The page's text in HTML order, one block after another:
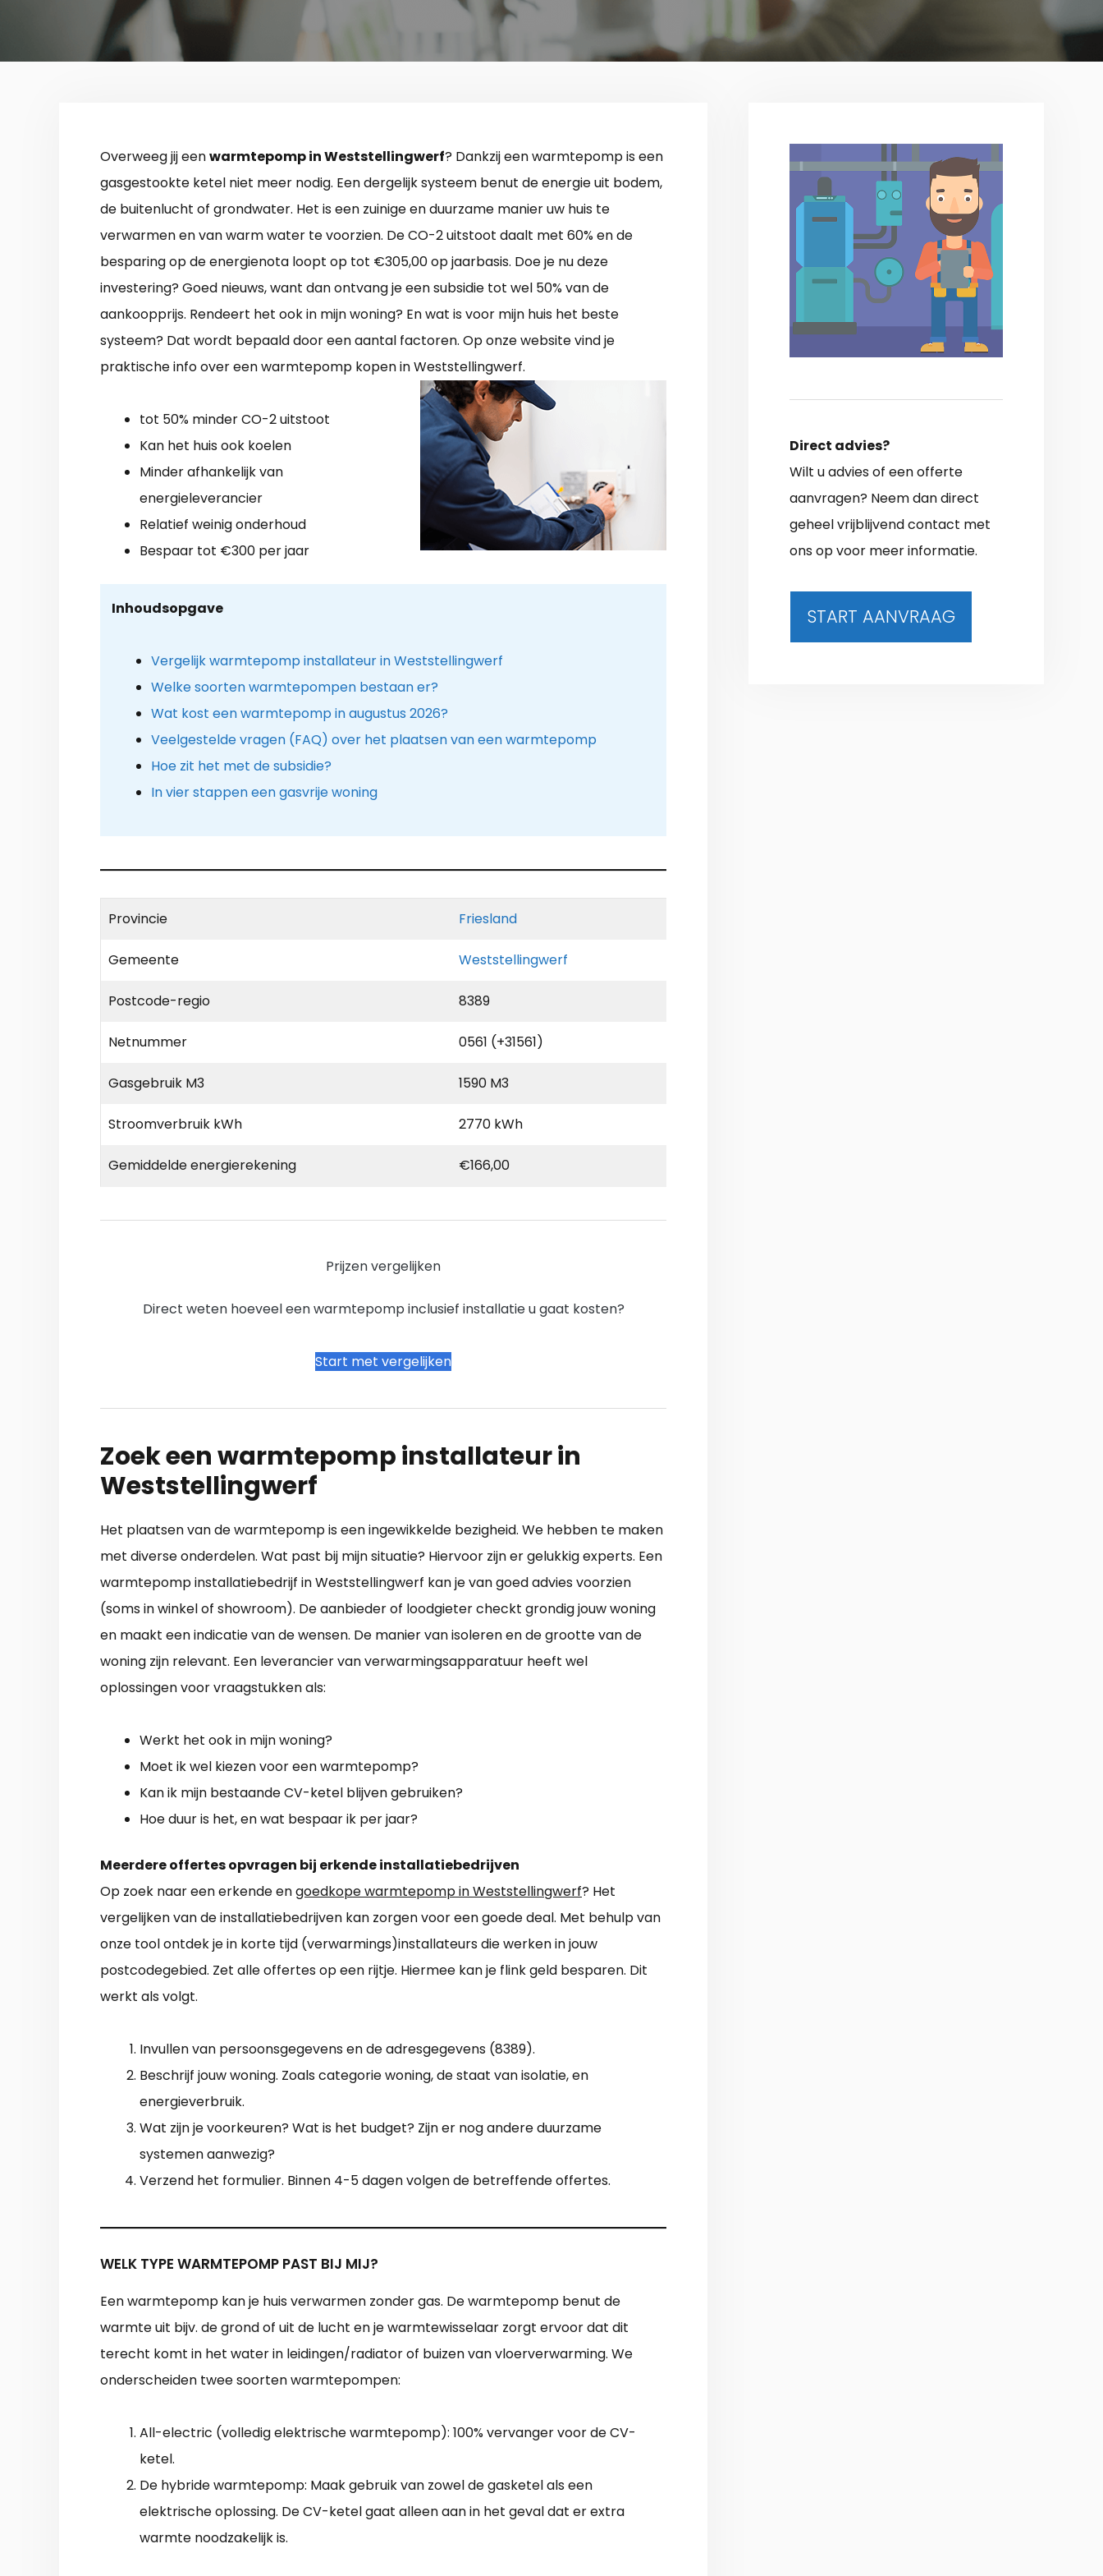
Overweeg jij eenwarmtepomp in Weststellingwerf? Dankzij een warmtepomp is een
gasgestookte ketel niet meer nodig. Een dergelijk systeem benut de energie uit bodem,
de buitenlucht of grondwater. Het is een zuinige en duurzame manier uw huis te
verwarmen en van warm water te voorzien. De CO-2 uitstoot daalt met 60% en de
besparing op de energienota loopt op tot €305,00 op jaarbasis. Doe je nu deze
investering? Goed nieuws, want dan ontvang je een subsidie tot wel 50% van de
aankoopprijs. Rendeert het ook in mijn woning? En wat is voor mijn huis het beste
systeem? Dat wordt bepaald door een aantal factoren. Op onze website vind je
praktische info over een warmtepomp kopen in Weststellingwerf.
tot 50% minder CO-2 uitstoot
Kan het huis ook koelen
Minder afhankelijk van
energieleverancier
Relatief weinig onderhoud
Bespaar tot €300 per jaar
Inhoudsopgave
Vergelijk warmtepomp installateur in Weststellingwerf
Welke soorten warmtepompen bestaan er?
Wat kost een warmtepomp in augustus 2026?
Veelgestelde vragen (FAQ) over het plaatsen van een warmtepomp
Hoe zit het met de subsidie?
In vier stappen een gasvrije woning
Provincie Friesland
Gemeente Weststellingwerf
Postcode-regio 8389
Netnummer 0561 (+31561)
Gasgebruik M3 1590 M3
Stroomverbruik kWh 2770 kWh
Gemiddelde energierekening €166,00
Prijzen vergelijken
Direct weten hoeveel een warmtepomp inclusief installatie u gaat kosten?
Start met vergelijken
Zoek een warmtepomp installateur in
Weststellingwerf
Het plaatsen van de warmtepomp is een ingewikkelde bezigheid. We hebben te maken
met diverse onderdelen. Wat past bij mijn situatie? Hiervoor zijn er gelukkig experts. Een
warmtepomp installatiebedrijf in Weststellingwerf kan je van goed advies voorzien
(soms in winkel of showroom). De aanbieder of loodgieter checkt grondig jouw woning
en maakt een indicatie van de wensen. De manier van isoleren en de grootte van de
woning zijn relevant. Een leverancier van verwarmingsapparatuur heeft wel
oplossingen voor vraagstukken als:
Werkt het ook in mijn woning?
Moet ik wel kiezen voor een warmtepomp?
Kan ik mijn bestaande CV-ketel blijven gebruiken?
Hoe duur is het, en wat bespaar ik per jaar?
Meerdere offertes opvragen bij erkende installatiebedrijven
Op zoek naar een erkende engoedkope warmtepomp in Weststellingwerf? Het
vergelijken van de installatiebedrijven kan zorgen voor een goede deal. Met behulp van
onze tool ontdek je in korte tijd (verwarmings)installateurs die werken in jouw
postcodegebied. Zet alle offertes op een rijtje. Hiermee kan je flink geld besparen. Dit
werkt als volgt.
Invullen van persoonsgegevens en de adresgegevens (8389).
Beschrijf jouw woning. Zoals categorie woning, de staat van isolatie, en
energieverbruik.
Wat zijn je voorkeuren? Wat is het budget? Zijn er nog andere duurzame
systemen aanwezig?
Verzend het formulier. Binnen 4-5 dagen volgen de betreffende offertes.
WELK TYPE WARMTEPOMP PAST BIJ MIJ?
Een warmtepomp kan je huis verwarmen zonder gas. De warmtepomp benut de
warmte uit bijv. de grond of uit de lucht en je warmtewisselaar zorgt ervoor dat dit
terecht komt in het water in leidingen/radiator of buizen van vloerverwarming. We
onderscheiden twee soorten warmtepompen:
All-electric (volledig elektrische warmtepomp): 100% vervanger voor de CV-
ketel.
De hybride warmtepomp: Maak gebruik van zowel de gasketel als een
elektrische oplossing. De CV-ketel gaat alleen aan in het geval dat er extra
warmte noodzakelijk is.
Direct advies?
Wilt u advies of een offerte
aanvragen? Neem dan direct
geheel vrijblijvend contact met
ons op voor meer informatie.
START AANVRAAG